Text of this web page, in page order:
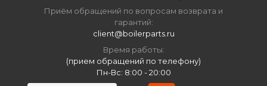
Приём обращений по вопросам возврата и
гарантий:
client@boilerparts.ru
Время работы:
(прием обращений по телефону)
Пн-Вс: 8:00 - 20:00